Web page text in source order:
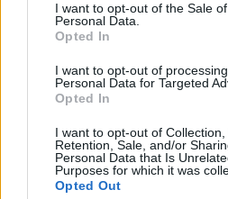
I want to opt-out of the Sale
Personal Data.
Opted In
I want to opt-out of
Personal Data for Targeted
Opted In
I want to opt-out of Collection,
Retention, Sale, and/or
Personal Data that Is
Purposes for which it was
Opted Out
Scarica riepilogo
stagionale
Giornata